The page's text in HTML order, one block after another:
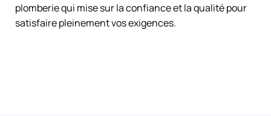
plomberie qui mise sur la confiance et la qualité pour
satisfaire pleinement vos exigences.